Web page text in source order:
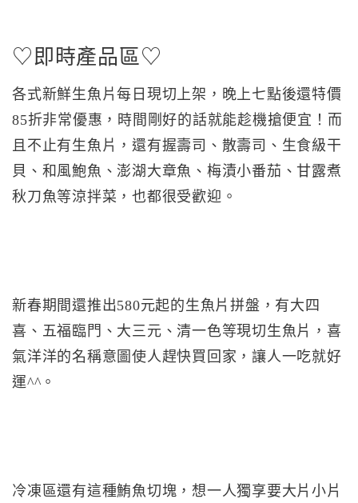
♡即時產品區♡
各式新鮮生魚片每日現切上架，晚上七點後還特價
85折非常優惠，時間剛好的話就能趁機搶便宜！而
且不止有生魚片，還有握壽司、散壽司、生食級干
貝、和風鮑魚、澎湖大章魚、梅漬小番茄、甘露煮
秋刀魚等涼拌菜，也都很受歡迎。
新春期間還推出580元起的生魚片拼盤，有大四
喜、五福臨門、大三元、清一色等現切生魚片，喜
氣洋洋的名稱意圖使人趕快買回家，讓人一吃就好
運^^。
冷凍區還有這種鮪魚切塊，想一人獨享要大片小片